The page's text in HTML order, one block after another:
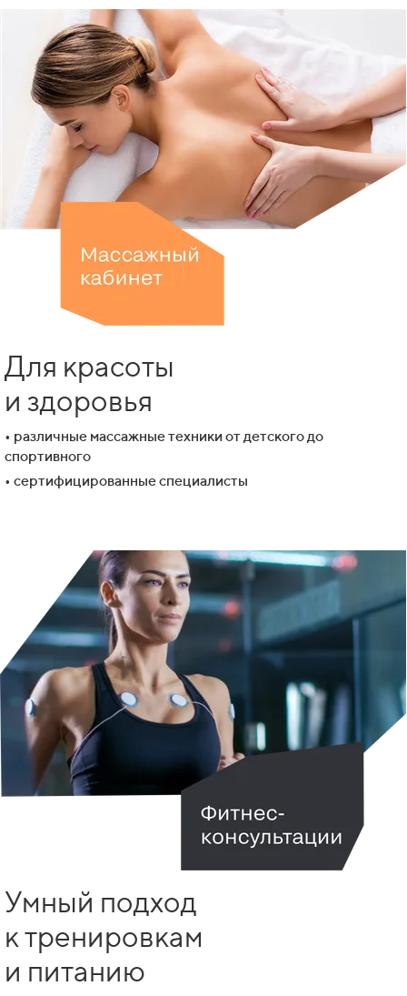
Для красоты
и здоровья
• различные массажные техники от детского до
спортивного
• сертифицированные специалисты
Умный подход
к тренировкам
и питанию